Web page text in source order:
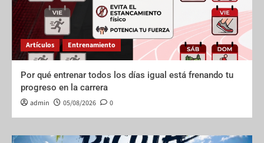
Artículos Entrenamiento
Por qué entrenar todos los días igual está frenando tu
progreso en la carrera
admin 05/08/2026 0